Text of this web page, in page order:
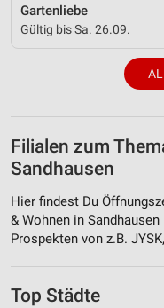
Gartenliebe
Gültig bis Sa. 26.09.
Filialen zum
Sandhausen
Hier findest Du
& Wohnen in
Prospekten von z.B.
Top Städte